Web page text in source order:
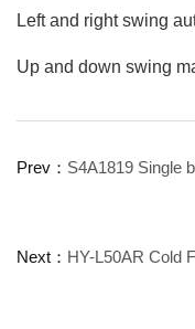
Left and right swing
Up and down swing
Prev： S4A1819 Single
Next： HY-L50AR Cold